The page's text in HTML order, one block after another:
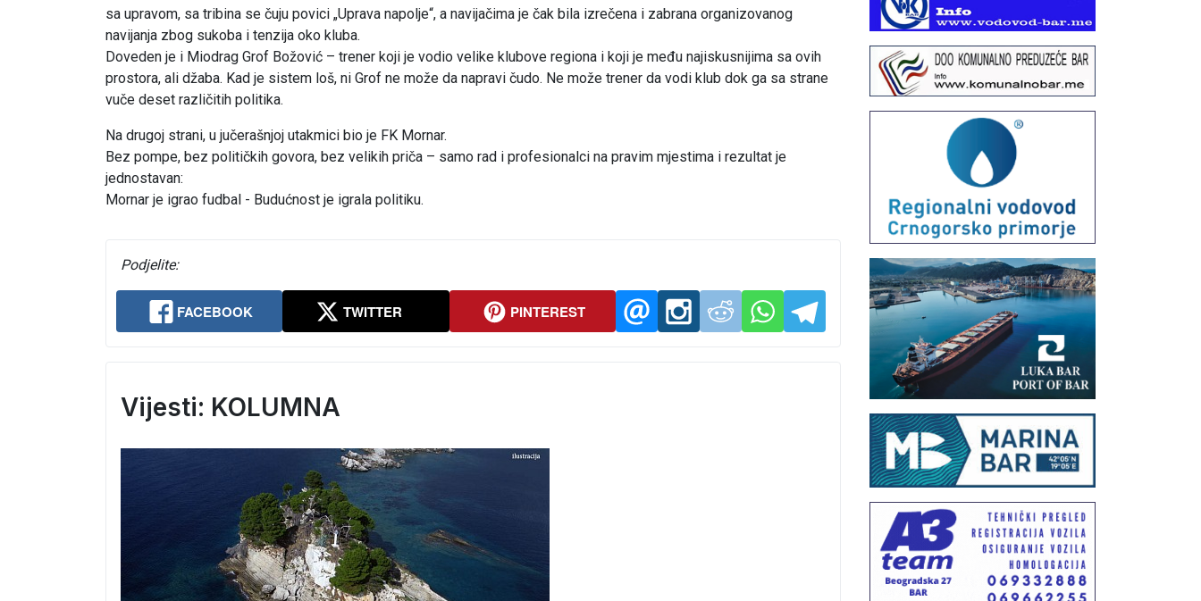
sa upravom, sa tribina se čuju povici „Uprava napolje“, a navijačima je čak bila izrečena i zabrana organizovanog
navijanja zbog sukoba i tenzija oko kluba.
Doveden je i Miodrag Grof Božović – trener koji je vodio velike klubove regiona i koji je među najiskusnijima sa ovih
prostora, ali džaba. Kad je sistem loš, ni Grof ne može da napravi čudo. Ne može trener da vodi klub dok ga sa strane
vuče deset različitih politika.
Na drugoj strani, u jučerašnjoj utakmici bio je FK Mornar.
Bez pompe, bez političkih govora, bez velikih priča – samo rad i profesionalci na pravim mjestima i rezultat je
jednostavan:
Mornar je igrao fudbal - Budućnost je igrala politiku.
Podjelite:
FACEBOOK TWITTER PINTEREST
Vijesti: KOLUMNA